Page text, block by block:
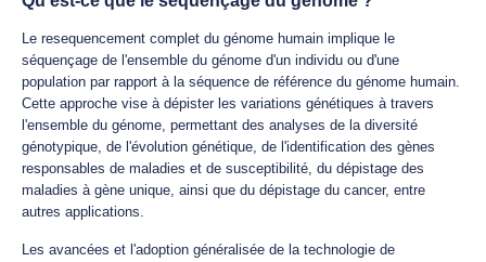
Le resequencement complet du génome humain implique le
séquençage de l'ensemble du génome d'un individu ou d'une
population par rapport à la séquence de référence du génome humain.
Cette approche vise à dépister les variations génétiques à travers
l'ensemble du génome, permettant des analyses de la diversité
génotypique, de l'évolution génétique, de l'identification des gènes
responsables de maladies et de susceptibilité, du dépistage des
maladies à gène unique, ainsi que du dépistage du cancer, entre
autres applications.
Les avancées et l'adoption généralisée de la technologie de